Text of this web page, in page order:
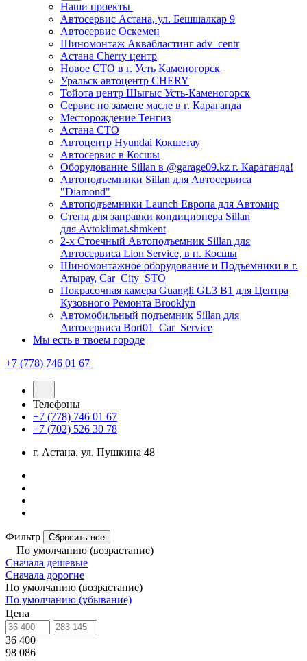
Наши проекты
Автосервис Астана, ул. Бешшалкар 9
Автосервис Оскемен
Шиномонтаж Аквабластинг adv_centr
Астана Cherry центр
Новое СТО в г. Усть Каменогорск
Уральск автоцентр CHERY
Тойота центр Шыгыс Усть-Каменогорск
Сервис по замене масле в г. Караганда
Месторождение Тенгиз
Астана СТО
Автоцентр Hyundai Кокшетау
Автосервис в Косшы
Оборудование Sillan в @garage09.kz г. Караганда!
Автоподъемники Sillan для Автосервиса
"Diamond"
Автоподъемники Launch Европа для Автомир
Стенд для заправки кондиционера Sillan
для Avtoklimat.shmkent
2-х Стоечный Автоподъемник Sillan для
Автосервиса Lion Service, в п. Косшы
Шиномонтажное оборудование и Подъемники в г.
Атырау, Car_City_STO
Покрасочная камера Guangli GL3 B1 для Центра
Кузовного Ремонта Brooklyn
Автомобильный подъемник Sillan для
Автосервиса Bort01_Car_Service
Мы есть в твоем городе
+7 (778) 746 01 67
Телефоны
+7 (778) 746 01 67
+7 (702) 526 30 78
г. Астана, ул. Пушкина 48
Фильтр Сбросить все
По умолчанию (возрастание)
Сначала дешевые
Сначала дорогие
По умолчанию (возрастание)
По умолчанию (убывание)
Цена
36 400
98 086